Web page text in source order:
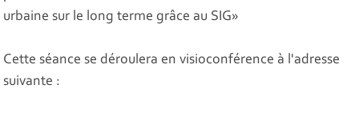
urbaine sur le long terme grâce au SIG»
Cette séance se déroulera en visioconférence à l'adresse
suivante :